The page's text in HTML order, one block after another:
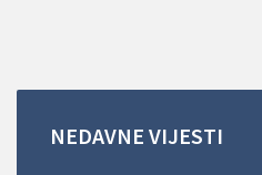
NEDAVNE VIJESTI